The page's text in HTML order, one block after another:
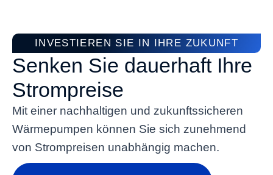
INVESTIEREN SIE IN IHRE ZUKUNFT
Senken Sie dauerhaft Ihre
Strompreise
Mit einer nachhaltigen und zukunftssicheren
Wärmepumpen können Sie sich zunehmend
von Strompreisen unabhängig machen.